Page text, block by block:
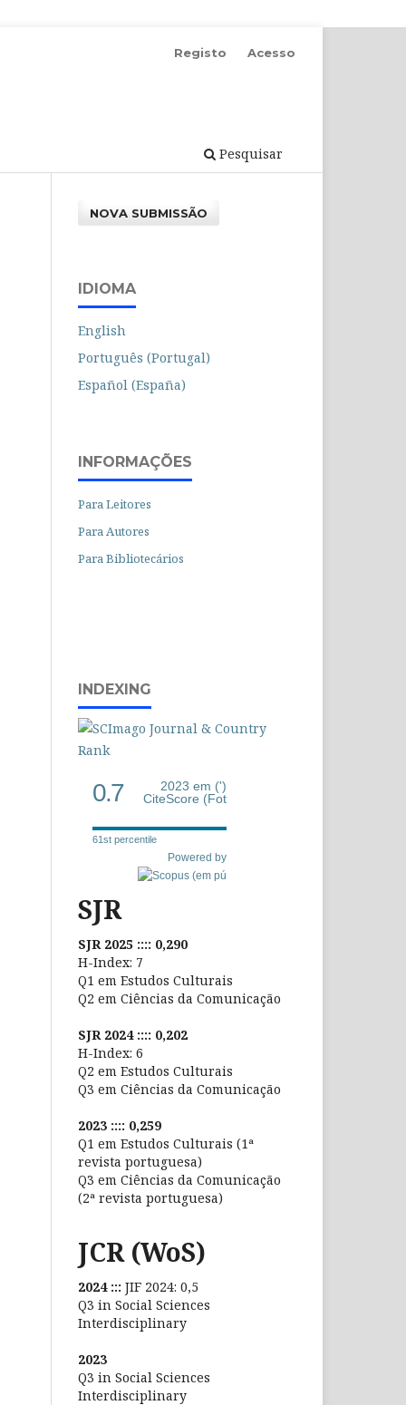
Pesquisar
Registo Acesso
NOVA SUBMISSÃO
IDIOMA
English
Português (Portugal)
Español (España)
INFORMAÇÕES
Para Leitores
Para Autores
Para Bibliotecários
INDEXING
0.7
2023 em (')
CiteScore (Fot
61st percentile
Powered by
SJR
SJR 2025 :::: 0,290
H-Index: 7
Q1 em Estudos Culturais
Q2 em Ciências da Comunicação
SJR 2024 :::: 0,202
H-Index: 6
Q2 em Estudos Culturais
Q3 em Ciências da Comunicação
2023 :::: 0,259
Q1 em Estudos Culturais (1ª
revista portuguesa)
Q3 em Ciências da Comunicação
(2ª revista portuguesa)
JCR (WoS)
2024 ::: JIF 2024: 0,5
Q3 in Social Sciences
Interdisciplinary
2023
Q3 in Social Sciences
Interdisciplinary